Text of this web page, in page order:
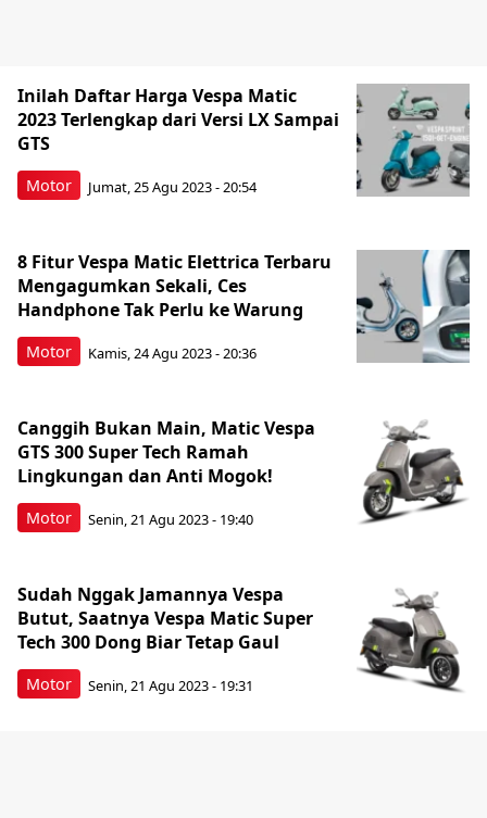
Motor
Inilah Daftar Harga Vespa Matic
2023 Terlengkap dari Versi LX Sampai
GTS
Jumat, 25 Agu 2023 - 20:54
Motor
8 Fitur Vespa Matic Elettrica Terbaru
Mengagumkan Sekali, Ces
Handphone Tak Perlu ke Warung
Kamis, 24 Agu 2023 - 20:36
Motor
Canggih Bukan Main, Matic Vespa
GTS 300 Super Tech Ramah
Lingkungan dan Anti Mogok!
Senin, 21 Agu 2023 - 19:40
Motor
Sudah Nggak Jamannya Vespa
Butut, Saatnya Vespa Matic Super
Tech 300 Dong Biar Tetap Gaul
Senin, 21 Agu 2023 - 19:31